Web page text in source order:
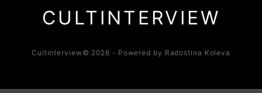
CULTINTERVIEW
Cultinterview© 2026 - Powered by Radostina Koleva